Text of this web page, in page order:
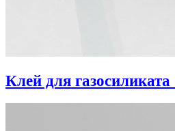
Клей для